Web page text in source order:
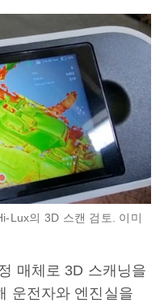
Lux의 3D 스캔 검토. 이미
매체로 3D 스캐닝을
운전자와 엔진실을